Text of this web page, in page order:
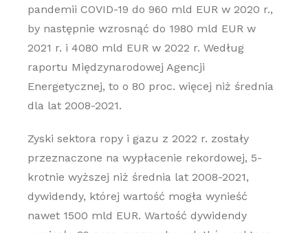
pandemii COVID-19 do 960 mld EUR w 2020 r.,
by następnie wzrosnąć do 1980 mld EUR w
2021 r. i 4080 mld EUR w 2022 r. Według
raportu Międzynarodowej Agencji
Energetycznej, to o 80 proc. więcej niż średnia
dla lat 2008-2021.
Zyski sektora ropy i gazu z 2022 r. zostały
przeznaczone na wypłacenie rekordowej, 5-
krotnie wyższej niż średnia lat 2008-2021,
dywidendy, której wartość mogła wynieść
nawet 1500 mld EUR. Wartość dywidendy